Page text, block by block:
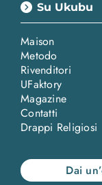
Su Ukubu
Maison
Metodo
Rivenditori
UFaktory
Magazine
Contatti
Drappi Religiosi
Dai